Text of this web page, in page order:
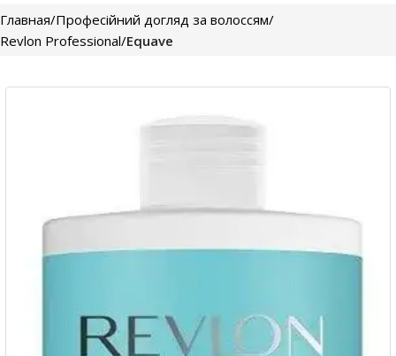
Главная Професійний догляд за волоссям
Revlon Professional Equave